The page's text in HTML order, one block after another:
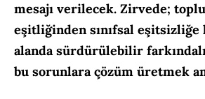
mesajı verilecek. Zirvede;
eşitliğinden sınıfsal
alanda sürdürülebilir
bu sorunlara çözüm üretmek